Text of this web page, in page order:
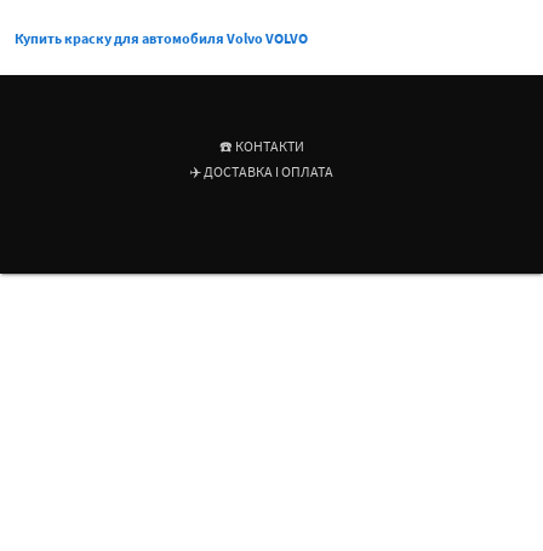
Купить краску для автомобиля Volvo VOLVO
☎️ КОНТАКТИ
✈️ ДОСТАВКА І ОПЛАТА